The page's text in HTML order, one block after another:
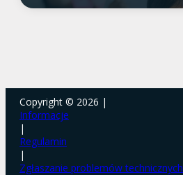
Copyright © 2026 |
Informacje
|
Regulamin
|
Zgłaszanie problemów technicznych